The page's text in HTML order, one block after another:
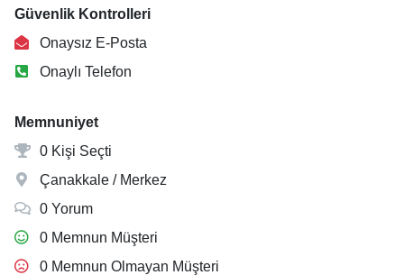
Güvenlik Kontrolleri
Onaysız E-Posta
Onaylı Telefon
Memnuniyet
0 Kişi Seçti
Çanakkale / Merkez
0 Yorum
0 Memnun Müşteri
0 Memnun Olmayan Müşteri